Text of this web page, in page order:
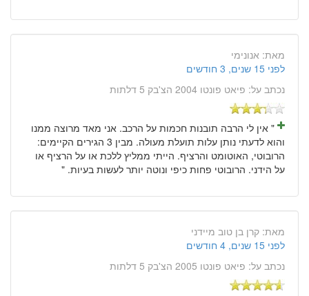
מאת: אנונימי
לפני 15 שנים, 3 חודשים
נכתב על: פיאט פונטו 2004 הצ'בק 5 דלתות
" אין לי הרבה תובנות חכמות על הרכב. אני מאד מרוצה ממנו
והוא לדעתי נותן עלות תועלת מעולה. מבין 3 הגירים הקיימים:
הרובוטי, האוטומט והרציף. הייתי ממליץ ללכת או על הרציף או
על הידני. הרובוטי פחות כיפי ונוטה יותר לעשות בעיות. "
מאת: קרן בן טוב מיידני
לפני 15 שנים, 4 חודשים
נכתב על: פיאט פונטו 2005 הצ'בק 5 דלתות